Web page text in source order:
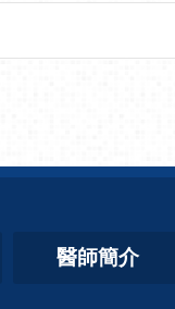
醫師簡介